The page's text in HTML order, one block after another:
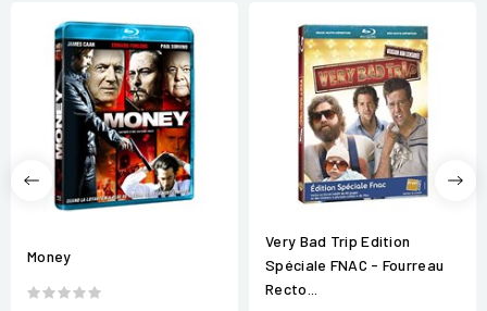
Money
Very Bad Trip Edition
Spéciale FNAC - Fourreau
Recto...